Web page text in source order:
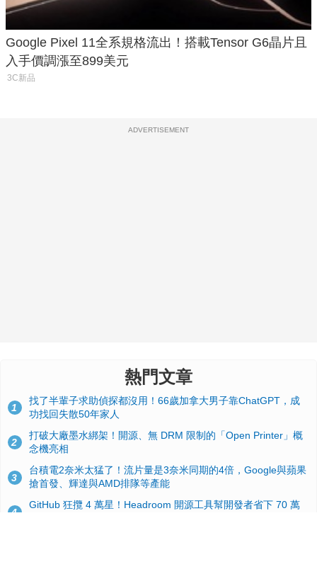
Google Pixel 11全系規格流出！搭載Tensor G6晶片且
入手價調漲至899美元
3C新品
ADVERTISEMENT
熱門文章
1
找了半輩子求助偵探都沒用！66歲加拿大男子靠ChatGPT，成
功找回失散50年家人
2
打破大廠墨水綁架！開源、無 DRM 限制的「Open Printer」概
念機亮相
3
台積電2奈米太猛了！流片量是3奈米同期的4倍，Google與蘋果
搶首發、輝達與AMD排隊等產能
4
GitHub 狂攬 4 萬星！Headroom 開源工具幫開發者省下 70 萬